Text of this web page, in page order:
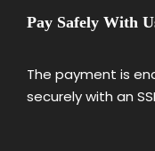
Pay Safely With
The payment is
securely with an